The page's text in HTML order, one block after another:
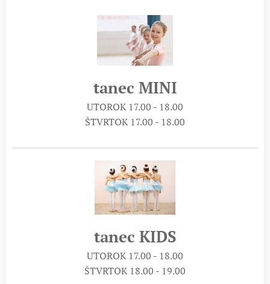
tanec MINI
UTOROK 17.00 - 18.00
ŠTVRTOK 17.00 - 18.00
tanec KIDS
UTOROK 17.00 - 18.00
ŠTVRTOK 18.00 - 19.00